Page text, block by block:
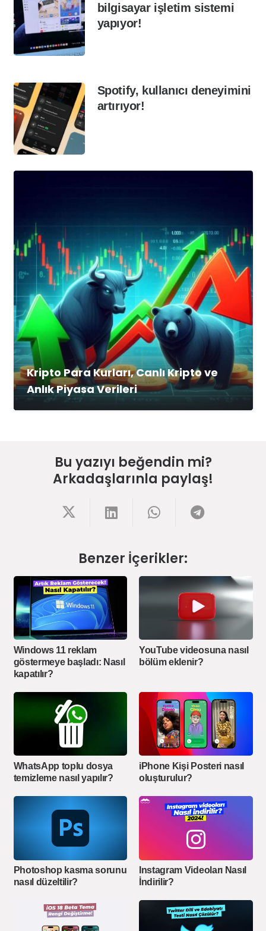
bilgisayar işletim sistemi
yapıyor!
Spotify, kullanıcı deneyimini
artırıyor!
Kripto Para Kurları, Canlı Kripto ve
Anlık Piyasa Verileri
Bu yazıyı beğendin mi?
Arkadaşlarınla paylaş!
Benzer İçerikler:
Windows 11 reklam
göstermeye başladı: Nasıl
kapatılır?
YouTube videosuna nasıl
bölüm eklenir?
WhatsApp toplu dosya
temizleme nasıl yapılır?
iPhone Kişi Posteri nasıl
oluşturulur?
Photoshop kasma sorunu
nasıl düzeltilir?
Instagram Videoları Nasıl
İndirilir?